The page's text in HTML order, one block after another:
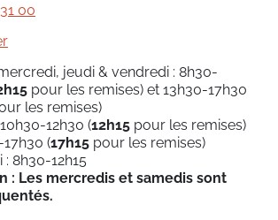
00
jeudi & vendredi : 8h30-
pour les remises) et 13h30-17h30
les remises)
12h30 (12h15 pour les remises)
(17h15 pour les remises)
: 8h30-12h15
: Les mercredis et samedis sont